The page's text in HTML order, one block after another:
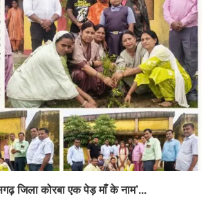
जिला कोरबा एक पेड़ माँ के नाम’...